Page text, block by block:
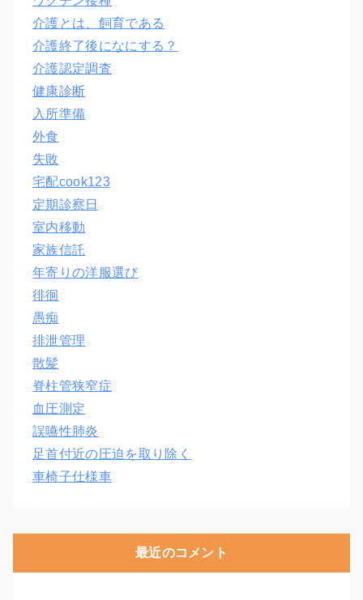
介護とは、飼育である
介護終了後になにする？
介護認定調査
健康診断
入所準備
外食
失敗
宅配cook123
定期診察日
室内移動
家族信託
年寄りの洋服選び
徘徊
愚痴
排泄管理
散髪
脊柱管狭窄症
血圧測定
誤嚥性肺炎
足首付近の圧迫を取り除く
車椅子仕様車
最近のコメント